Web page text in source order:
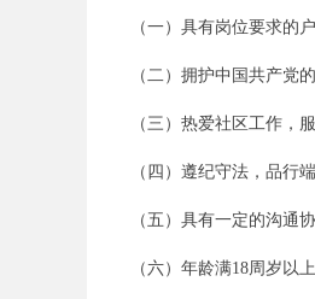
（一）具有岗位要求的户
（二）拥护中国共产党的
（三）热爱社区工作，服
（四）遵纪守法，品行端
（五）具有一定的沟通协
（六）年龄满18周岁以上